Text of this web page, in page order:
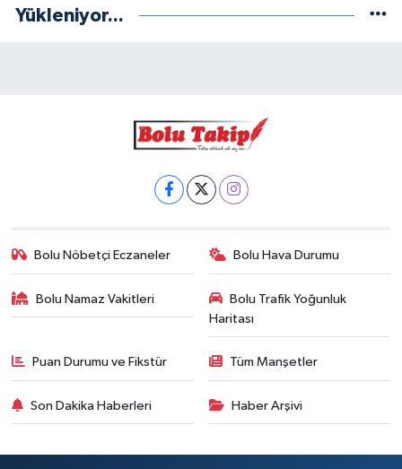
Yükleniyor...
Bolu Nöbetçi Eczaneler Bolu Hava Durumu
Bolu Namaz Vakitleri
Bolu Trafik Yoğunluk
Haritası
Puan Durumu ve Fikstür Tüm Manşetler
Son Dakika Haberleri Haber Arşivi